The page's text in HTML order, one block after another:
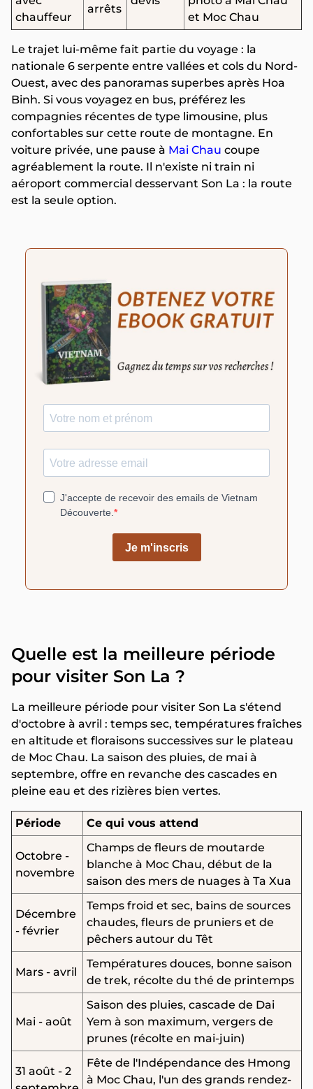
chauffeur
arrêts
et Moc Chau
Le trajet lui-même fait partie du voyage : la
nationale 6 serpente entre vallées et cols du Nord-
Ouest, avec des panoramas superbes après Hoa
Binh. Si vous voyagez en bus, préférez les
compagnies récentes de type limousine, plus
confortables sur cette route de montagne. En
voiture privée, une pause à Mai Chau coupe
agréablement la route. Il n'existe ni train ni
aéroport commercial desservant Son La : la route
est la seule option.
Quelle est la meilleure période
pour visiter Son La ?
La meilleure période pour visiter Son La s'étend
d'octobre à avril : temps sec, températures fraîches
en altitude et floraisons successives sur le plateau
de Moc Chau. La saison des pluies, de mai à
septembre, offre en revanche des cascades en
pleine eau et des rizières bien vertes.
Période Ce qui vous attend
Octobre -
novembre
Champs de fleurs de moutarde
blanche à Moc Chau, début de la
saison des mers de nuages à Ta Xua
Décembre
- février
Temps froid et sec, bains de sources
chaudes, fleurs de pruniers et de
pêchers autour du Têt
Mars - avril
Températures douces, bonne saison
de trek, récolte du thé de printemps
Mai - août
Saison des pluies, cascade de Dai
Yem à son maximum, vergers de
prunes (récolte en mai-juin)
31 août - 2
Fête de l'Indépendance des Hmong
à Moc Chau, l'un des grands rendez-